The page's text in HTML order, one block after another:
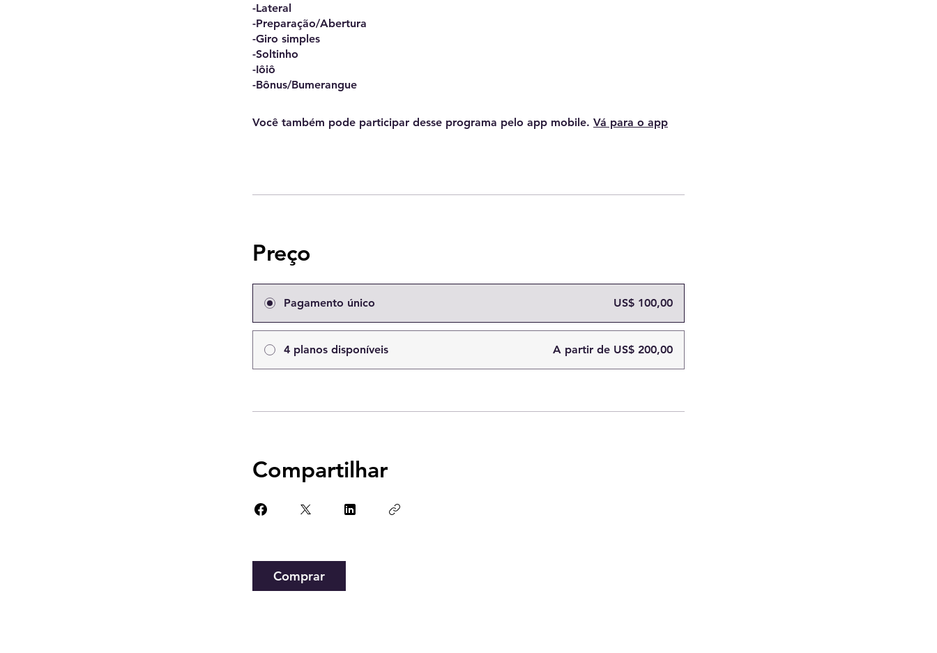
-Lateral
-Preparação/Abertura
-Giro simples
-Soltinho
-Iôiô
-Bônus/Bumerangue
Você também pode participar desse programa pelo app mobile. Vá para o app
Preço
Pagamento único US$ 100,00
4 planos disponíveis A partir de US$ 200,00
Compartilhar
Comprar